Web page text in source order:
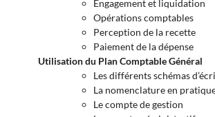
Engagement et liquidation
Opérations comptables
Perception de la recette
Paiement de la dépense
Utilisation du Plan Comptable Général
Les différents schémas
La nomenclature en
Le compte de gestion